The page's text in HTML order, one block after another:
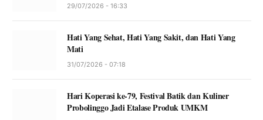
29/07/2026 - 16:33
Hati Yang Sehat, Hati Yang Sakit, dan Hati Yang
Mati
31/07/2026 - 07:18
Hari Koperasi ke-79, Festival Batik dan Kuliner
Probolinggo Jadi Etalase Produk UMKM